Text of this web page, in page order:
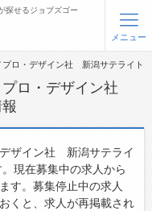
ログイン
探せるジョブズゴー
メニュー
ロ・デザイン社 新潟サテライトの
ロ・デザイン社
ザイン社 新潟サテライ
現在募集中の求人から
す。募集停止中の求人
くと、求人が再掲載され